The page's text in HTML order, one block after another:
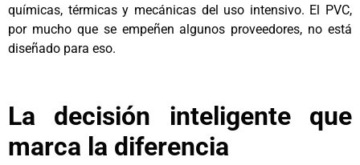
químicas, térmicas y mecánicas del uso intensivo. El PVC,
por mucho que se empeñen algunos proveedores, no está
diseñado para eso.
La decisión inteligente que
marca la diferencia